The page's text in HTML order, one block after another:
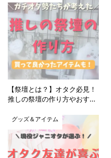
【祭壇とは？】オタク必見！
推しの祭壇の作り方やおす...
グッズ＆アイテム